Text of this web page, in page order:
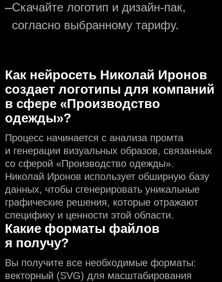
—Скачайте логотип и дизайн-пак,
согласно выбранному тарифу.
Как нейросеть Николай Иронов
создаeт логотипы для компаний
в сфере «Производство
одежды»?
Процесс начинается с анализа промта
и генерации визуальных образов, связанных
со сферой «Производство одежды».
Николай Иронов использует обширную базу
данных, чтобы сгенерировать уникальные
графические решения, которые отражают
специфику и ценности этой области.
Какие форматы файлов
я получу?
Вы получите все необходимые форматы:
векторный (SVG) для масштабирования